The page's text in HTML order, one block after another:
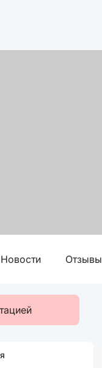
Новости Отзывы